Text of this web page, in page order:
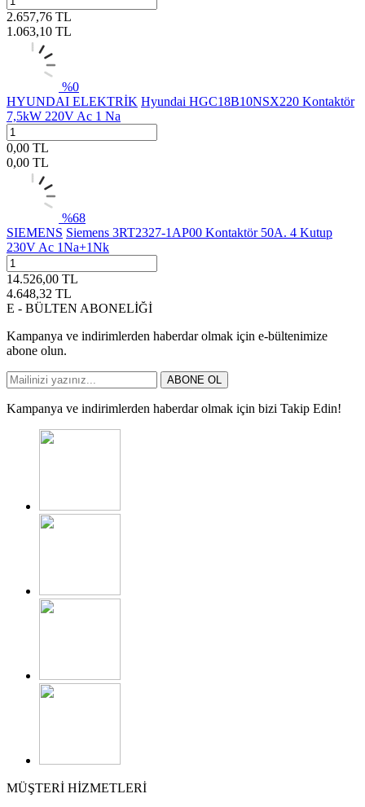
2.657,76 TL
1.063,10 TL
%0
HYUNDAI ELEKTRİK Hyundai HGC18B10NSX220 Kontaktör
7,5kW 220V Ac 1 Na
0,00 TL
0,00 TL
%68
SIEMENS Siemens 3RT2327-1AP00 Kontaktör 50A. 4 Kutup
230V Ac 1Na+1Nk
14.526,00 TL
4.648,32 TL
E - BÜLTEN ABONELİĞİ
Kampanya ve indirimlerden haberdar olmak için e-bültenimize
abone olun.
ABONE OL
Kampanya ve indirimlerden haberdar olmak için bizi Takip Edin!
MÜŞTERİ HİZMETLERİ